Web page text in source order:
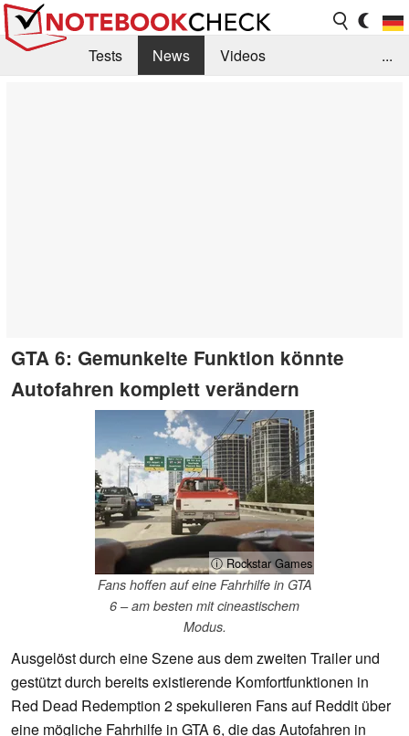
Tests News
Videos
...
GTA 6: Gemunkelte Funktion könnte
Autofahren komplett verändern
ⓘ Rockstar Games
Fans hoffen auf eine Fahrhilfe in GTA
6 – am besten mit cineastischem
Modus.
Ausgelöst durch eine Szene aus dem zweiten Trailer und
gestützt durch bereits existierende Komfortfunktionen in
Red Dead Redemption 2 spekulieren Fans auf Reddit über
eine mögliche Fahrhilfe in GTA 6, die das Autofahren in